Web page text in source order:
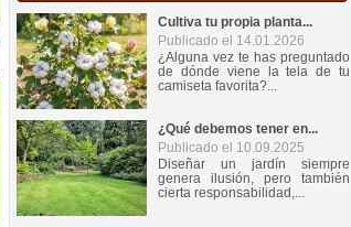
Cultiva tu propia planta...
Publicado el 14.01.2026
¿Alguna vez te has preguntado
de dónde viene la tela de tu
camiseta favorita?...
¿Qué debemos tener en...
Publicado el 10.09.2025
Diseñar un jardín siempre
genera ilusión, pero también
cierta responsabilidad,...